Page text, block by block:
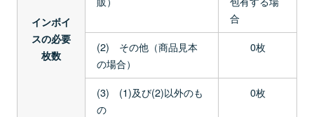
インボイ
スの必要
枚数
合
(2) その他（商品見本
の場合）
0枚
(3) (1)及び(2)以外のも
の
0枚